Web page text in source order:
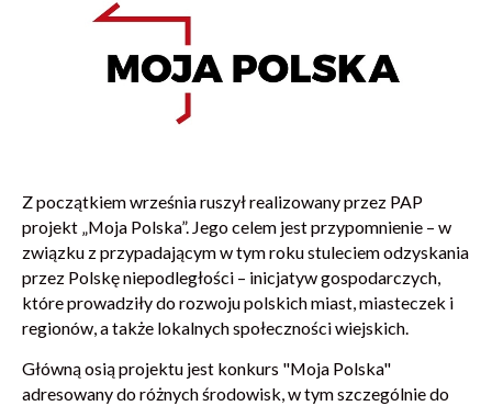
Z początkiem września ruszył realizowany przez PAP
projekt „Moja Polska”. Jego celem jest przypomnienie – w
związku z przypadającym w tym roku stuleciem odzyskania
przez Polskę niepodległości – inicjatyw gospodarczych,
które prowadziły do rozwoju polskich miast, miasteczek i
regionów, a także lokalnych społeczności wiejskich.
Główną osią projektu jest konkurs "Moja Polska"
adresowany do różnych środowisk, w tym szczególnie do